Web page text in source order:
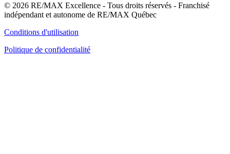
© 2026 RE/MAX Excellence - Tous droits réservés - Franchisé
indépendant et autonome de RE/MAX Québec
Conditions d'utilisation
Politique de confidentialité